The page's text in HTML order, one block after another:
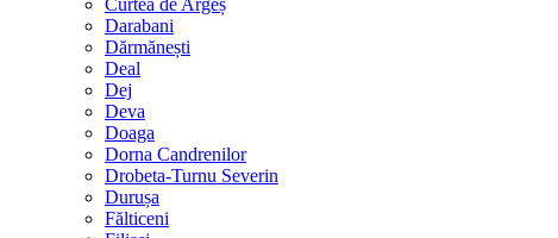
Curtea de Argeș
Darabani
Dărmănești
Deal
Dej
Deva
Doaga
Dorna Candrenilor
Drobeta-Turnu Severin
Durușa
Fălticeni